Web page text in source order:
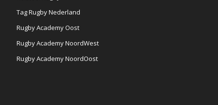
Tag Rugby Nederland
Rugby Academy Oost
Rugby Academy NoordWest
Rugby Academy NoordOost